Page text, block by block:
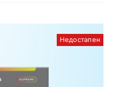
Недостапен